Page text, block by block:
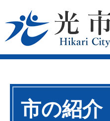
市の紹介